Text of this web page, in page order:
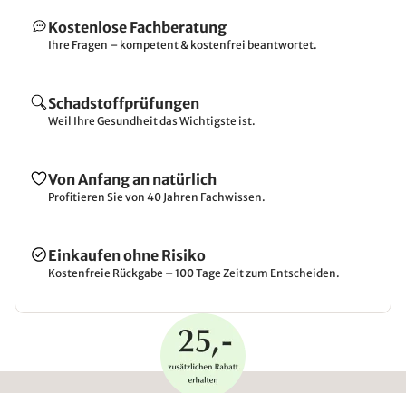
Kostenlose Fachberatung
Ihre Fragen – kompetent & kostenfrei beantwortet.
Schadstoffprüfungen
Weil Ihre Gesundheit das Wichtigste ist.
Von Anfang an natürlich
Profitieren Sie von 40 Jahren Fachwissen.
Einkaufen ohne Risiko
Kostenfreie Rückgabe – 100 Tage Zeit zum Entscheiden.